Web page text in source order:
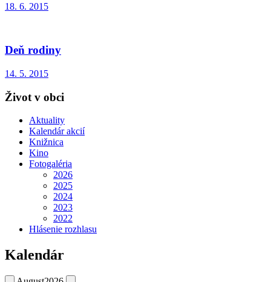
18. 6. 2015
Deň rodiny
14. 5. 2015
Život v obci
Aktuality
Kalendár akcií
Knižnica
Kino
Fotogaléria
2026
2025
2024
2023
2022
Hlásenie rozhlasu
Kalendár